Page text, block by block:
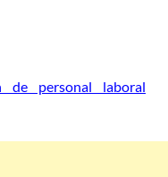
de personal laboral